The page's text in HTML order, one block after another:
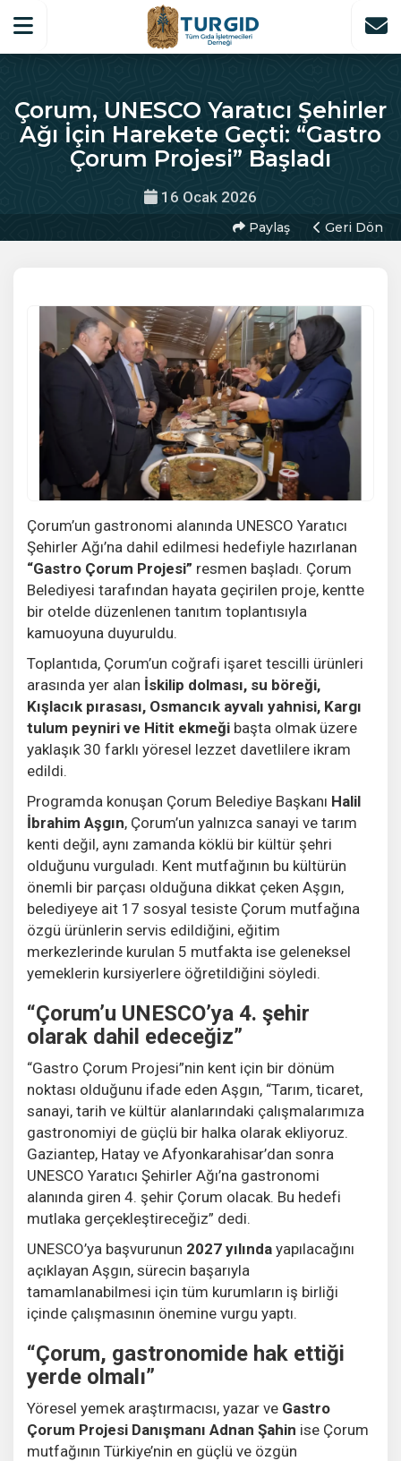
Çorum, UNESCO Yaratıcı Şehirler
Ağı İçin Harekete Geçti: “Gastro
Çorum Projesi” Başladı
16 Ocak 2026
Paylaş Geri Dön
Çorum’un gastronomi alanında UNESCO Yaratıcı
Şehirler Ağı’na dahil edilmesi hedefiyle hazırlanan
“Gastro Çorum Projesi” resmen başladı. Çorum
Belediyesi tarafından hayata geçirilen proje, kentte
bir otelde düzenlenen tanıtım toplantısıyla
kamuoyuna duyuruldu.
Toplantıda, Çorum’un coğrafi işaret tescilli ürünleri
arasında yer alan İskilip dolması, su böreği,
Kışlacık pırasası, Osmancık ayvalı yahnisi, Kargı
tulum peyniri ve Hitit ekmeği başta olmak üzere
yaklaşık 30 farklı yöresel lezzet davetlilere ikram
edildi.
Programda konuşan Çorum Belediye Başkanı Halil
İbrahim Aşgın, Çorum’un yalnızca sanayi ve tarım
kenti değil, aynı zamanda köklü bir kültür şehri
olduğunu vurguladı. Kent mutfağının bu kültürün
önemli bir parçası olduğuna dikkat çeken Aşgın,
belediyeye ait 17 sosyal tesiste Çorum mutfağına
özgü ürünlerin servis edildiğini, eğitim
merkezlerinde kurulan 5 mutfakta ise geleneksel
yemeklerin kursiyerlere öğretildiğini söyledi.
“Çorum’u UNESCO’ya 4. şehir
olarak dahil edeceğiz”
“Gastro Çorum Projesi”nin kent için bir dönüm
noktası olduğunu ifade eden Aşgın, “Tarım, ticaret,
sanayi, tarih ve kültür alanlarındaki çalışmalarımıza
gastronomiyi de güçlü bir halka olarak ekliyoruz.
Gaziantep, Hatay ve Afyonkarahisar’dan sonra
UNESCO Yaratıcı Şehirler Ağı’na gastronomi
alanında giren 4. şehir Çorum olacak. Bu hedefi
mutlaka gerçekleştireceğiz” dedi.
UNESCO’ya başvurunun 2027 yılında yapılacağını
açıklayan Aşgın, sürecin başarıyla
tamamlanabilmesi için tüm kurumların iş birliği
içinde çalışmasının önemine vurgu yaptı.
“Çorum, gastronomide hak ettiği
yerde olmalı”
Yöresel yemek araştırmacısı, yazar ve Gastro
Çorum Projesi Danışmanı Adnan Şahin ise Çorum
mutfağının Türkiye’nin en güçlü ve özgün